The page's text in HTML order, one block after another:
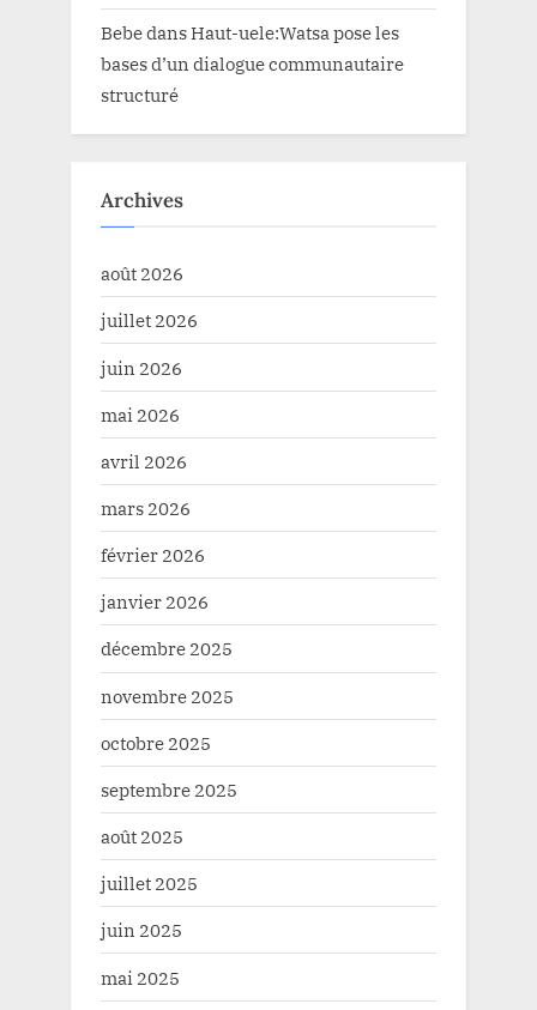
BebedansHaut-uele:Watsa pose les
bases d’un dialogue communautaire
structuré
Archives
août 2026
juillet 2026
juin 2026
mai 2026
avril 2026
mars 2026
février 2026
janvier 2026
décembre 2025
novembre 2025
octobre 2025
septembre 2025
août 2025
juillet 2025
juin 2025
mai 2025